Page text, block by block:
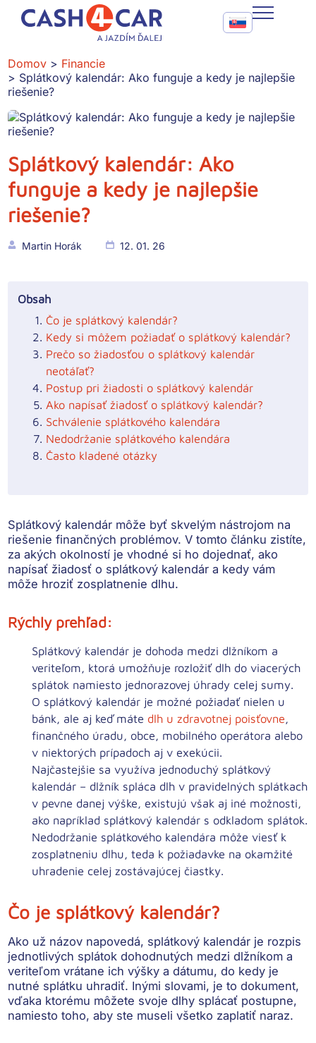
Splátkový kalendár: Ako funguje a kedy je najlepšie riešenie?
FAQ
BLOG
SLUŽBY
KONTAKT
Call To Action
Domov
Financie
Splátkový kalendár: Ako funguje a kedy je najlepšie
riešenie?
Splátkový kalendár: Ako
funguje a kedy je najlepšie
riešenie?
Martin Horák 12. 01. 26
Obsah
Čo je splátkový kalendár?
Kedy si môžem požiadať o splátkový kalendár?
Prečo so žiadosťou o splátkový kalendár
neotáľať?
Postup pri žiadosti o splátkový kalendár
Ako napísať žiadosť o splátkový kalendár?
Schválenie splátkového kalendára
Nedodržanie splátkového kalendára
Často kladené otázky
Splátkový kalendár môže byť skvelým nástrojom na
riešenie finančných problémov. V tomto článku zistíte,
za akých okolností je vhodné si ho dojednať, ako
napísať žiadosť o splátkový kalendár a kedy vám
môže hroziť zosplatnenie dlhu.
Rýchly prehľad:
Splátkový kalendár je dohoda medzi dlžníkom a
veriteľom , ktorá umožňuje rozložiť dlh do viacerých
splátok namiesto jednorazovej úhrady celej sumy.
O splátkový kalendár je možné požiadať nielen u
bánk, ale aj keď máte dlh u zdravotnej poisťovne
finančného úradu, obce, mobilného operátora alebo
v niektorých prípadoch aj v exekúcii.
Najčastejšie sa využíva jednoduchý splátkový
kalendár – dlžník spláca dlhv pravidelných splátkach
v pevne danej výške , existujú však aj iné možnosti,
ako napríklad splátkový kalendár s odkladom splátok.
Nedodržanie splátkového kalendára môže viesť k
zosplatneniu dlhu , teda k požiadavke na okamžité
uhradenie celej zostávajúcej čiastky.
Čo je splátkový kalendár?
Ako už názov napovedá, splátkový kalendár je rozpis
jednotlivých splátok dohodnutých medzi dlžníkom a
veriteľom vrátane ich výšky a dátumu, do kedy je
nutné splátku uhradiť. Inými slovami, je to dokument,
vďaka ktorému môžete svojedlhy splácať postupne,
namiesto toho, aby ste museli všetko zaplatiť naraz.